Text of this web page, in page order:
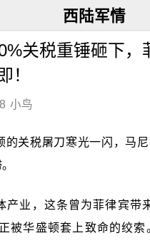
西陆军情
关税重锤砸下，
！
小鸟
的关税屠刀寒光一闪，马
产业，这条曾为菲律宾带
被华盛顿套上致命的绞